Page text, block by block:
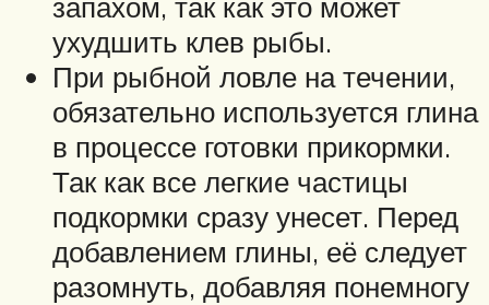
ухудшить клев рыбы.
При рыбной ловле на течении,
обязательно используется глина
в процессе готовки прикормки.
Так как все легкие частицы
подкормки сразу унесет. Перед
добавлением глины, её следует
разомнуть, добавляя понемногу